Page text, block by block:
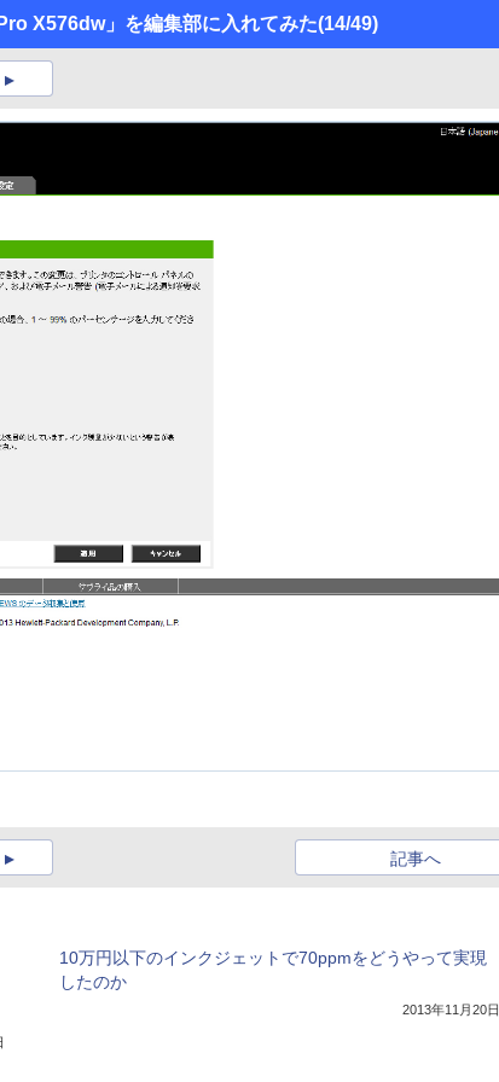
X576dw」を編集部に入れてみた(14/49)
記事へ
10万円以下のインクジェットで70ppmをどうやって実現
したのか
2013年11月20日